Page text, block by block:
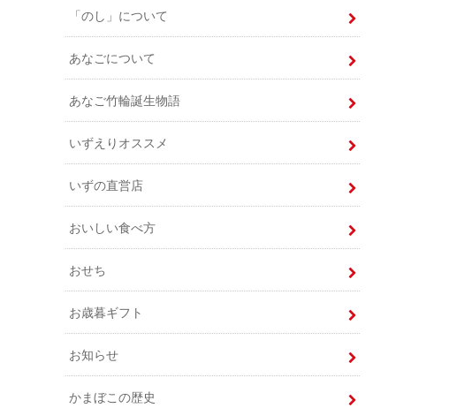
「のし」について
あなごについて
あなご竹輪誕生物語
いずえりオススメ
いずの直営店
おいしい食べ方
おせち
お歳暮ギフト
お知らせ
かまぼこの歴史